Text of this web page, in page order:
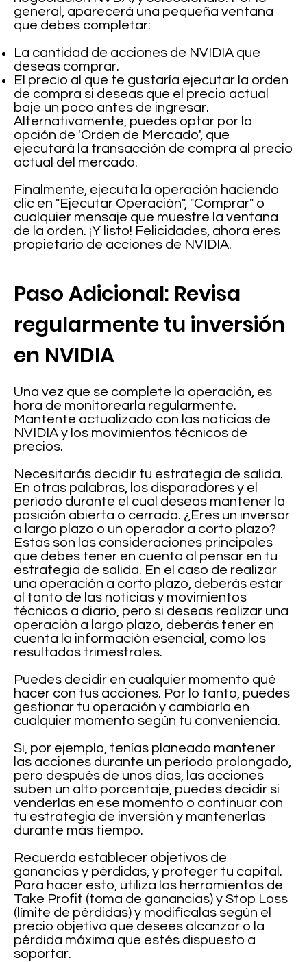
general, aparecerá una pequeña ventana
que debes completar:
La cantidad de acciones de NVIDIA que
deseas comprar.
El precio al que te gustaría ejecutar la orden
de compra si deseas que el precio actual
baje un poco antes de ingresar.
Alternativamente, puedes optar por la
opción de 'Orden de Mercado', que
ejecutará la transacción de compra al precio
actual del mercado.
Finalmente, ejecuta la operación haciendo
clic en "Ejecutar Operación", "Comprar" o
cualquier mensaje que muestre la ventana
de la orden. ¡Y listo! Felicidades, ahora eres
propietario de acciones de NVIDIA.
Paso Adicional: Revisa
regularmente tu inversión
en NVIDIA
Una vez que se complete la operación, es
hora de monitorearla regularmente.
Mantente actualizado con las noticias de
NVIDIA y los movimientos técnicos de
precios.
Necesitarás decidir tu estrategia de salida.
En otras palabras, los disparadores y el
período durante el cual deseas mantener la
posición abierta o cerrada. ¿Eres un inversor
a largo plazo o un operador a corto plazo?
Estas son las consideraciones principales
que debes tener en cuenta al pensar en tu
estrategia de salida. En el caso de realizar
una operación a corto plazo, deberás estar
al tanto de las noticias y movimientos
técnicos a diario, pero si deseas realizar una
operación a largo plazo, deberás tener en
cuenta la información esencial, como los
resultados trimestrales.
Puedes decidir en cualquier momento qué
hacer con tus acciones. Por lo tanto, puedes
gestionar tu operación y cambiarla en
cualquier momento según tu conveniencia.
Si, por ejemplo, tenías planeado mantener
las acciones durante un período prolongado,
pero después de unos días, las acciones
suben un alto porcentaje, puedes decidir si
venderlas en ese momento o continuar con
tu estrategia de inversión y mantenerlas
durante más tiempo.
Recuerda establecer objetivos de
ganancias y pérdidas, y proteger tu capital.
Para hacer esto, utiliza las herramientas de
Take Profit (toma de ganancias) y Stop Loss
(límite de pérdidas) y modifícalas según el
precio objetivo que desees alcanzar o la
pérdida máxima que estés dispuesto a
soportar.